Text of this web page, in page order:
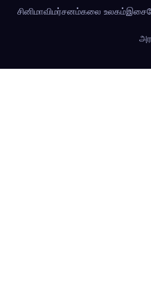
சினிமாவிமர்சனம்கலை உலகம்